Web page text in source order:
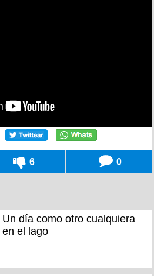
6 0
Un día como otro cualquiera
en el lago